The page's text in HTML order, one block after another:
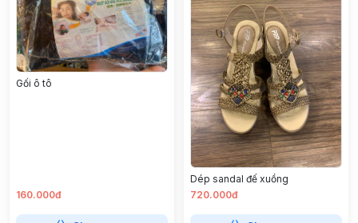
Gối ô tô
160.000đ
Dép sandal đế xuồng
720.000đ